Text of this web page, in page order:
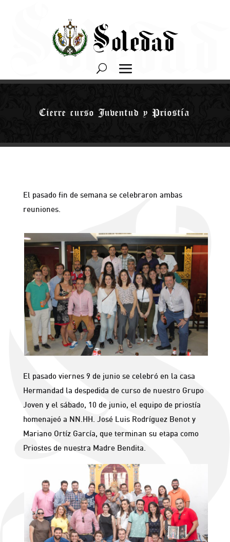
Cierre curso Juventud y Priostía
El pasado fin de semana se celebraron ambas
reuniones.
El pasado viernes 9 de junio se celebró en la casa
Hermandad la despedida de curso de nuestro Grupo
Joven y el sábado, 10 de junio, el equipo de priostía
homenajeó a NN.HH. José Luis Rodríguez Benot y
Mariano Ortíz García, que terminan su etapa como
Priostes de nuestra Madre Bendita.